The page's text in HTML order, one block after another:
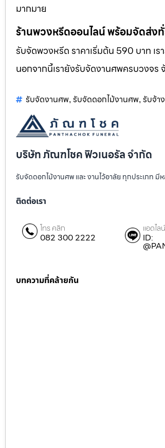
มากมาย
ร้านพวงหรีดออนไลน์ พร้อมจัดส่ง
รับจัดพวงหรีด ราคาเริ่มต้น 590 บาท เ
นอกจากนี้เรายังรับจัดงานศพครบวงจร
รับจัดงานศพ, รับจัดดอกไม้งานศพ, รับจ้า
บริษัท ภัณฑโชค ฟิวเนอรัล จำกัด
รับจัดดอกไม้งานศพ และ งานไว้อาลัย ทุกประเภท มี
ติดต่อเรา
โทร คลิก
082 300 2222
แอดไ
ID:
บทความที่คล้ายกัน